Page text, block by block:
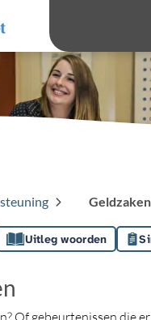
Geldzaken
Uitleg woorden
Of gebeurtenissen die